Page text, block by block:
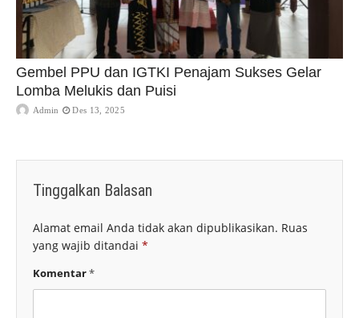
Gembel PPU dan IGTKI Penajam Sukses Gelar
Lomba Melukis dan Puisi
Admin Des 13, 2025
Tinggalkan Balasan
Alamat email Anda tidak akan dipublikasikan. Ruas
yang wajib ditandai *
Komentar*